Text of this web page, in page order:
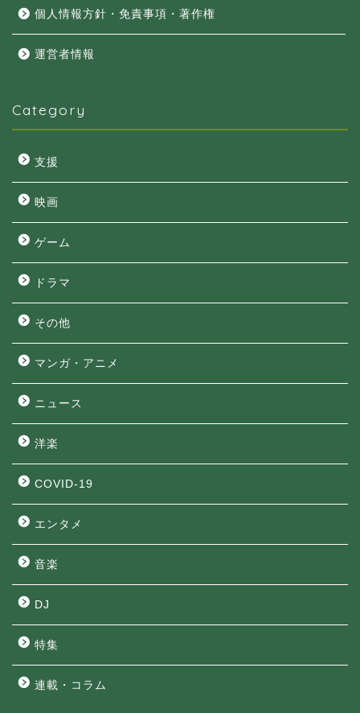
個人情報方針・免責事項・著作権
運営者情報
Category
支援
映画
ゲーム
ドラマ
その他
マンガ・アニメ
ニュース
洋楽
COVID-19
エンタメ
音楽
DJ
特集
連載・コラム